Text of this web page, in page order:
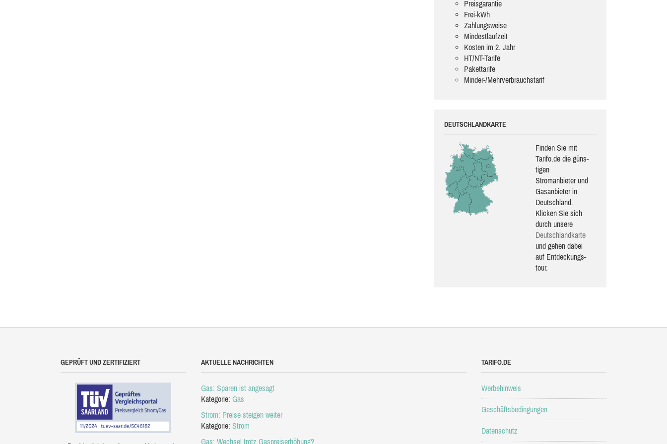
Preisgarantie
Frei-kWh
Zahlungsweise
Mindestlaufzeit
Kosten im 2. Jahr
HT/NT-Tarife
Pakettarife
Minder-/Mehrverbrauchstarif
DEUTSCHLANDKARTE
Finden Sie mit
Tarifo.de die güns­
ti­gen
Stromanbieter und
Gasanbieter in
Deutschland.
Klicken Sie sich
durch unsere
Deutsch­land­karte
und gehen dabei
auf Ent­de­ckungs­
tour.
GEPRÜFT UND ZERTIFIZIERT AKTUELLE NACHRICHTEN
Gas: Sparen ist angesagt
Kategorie: Gas
Strom: Preise steigen weiter
Kategorie: Strom
Gas: Wechsel trotz Gaspreiserhöhung?
TARIFO.DE
Werbehinweis
Geschäftsbedingungen
Datenschutz